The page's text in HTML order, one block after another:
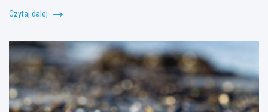
Czytaj dalej